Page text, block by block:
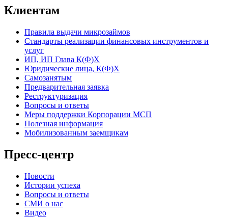
Клиентам
Правила выдачи микрозаймов
Стандарты реализации финансовых инструментов и
услуг
ИП, ИП Глава К(Ф)Х
Юридические лица, К(Ф)Х
Самозанятым
Предварительная заявка
Реструктуризация
Вопросы и ответы
Меры поддержки Корпорации МСП
Полезная информация
Мобилизованным заемщикам
Пресс-центр
Новости
Истории успеха
Вопросы и ответы
СМИ о нас
Видео